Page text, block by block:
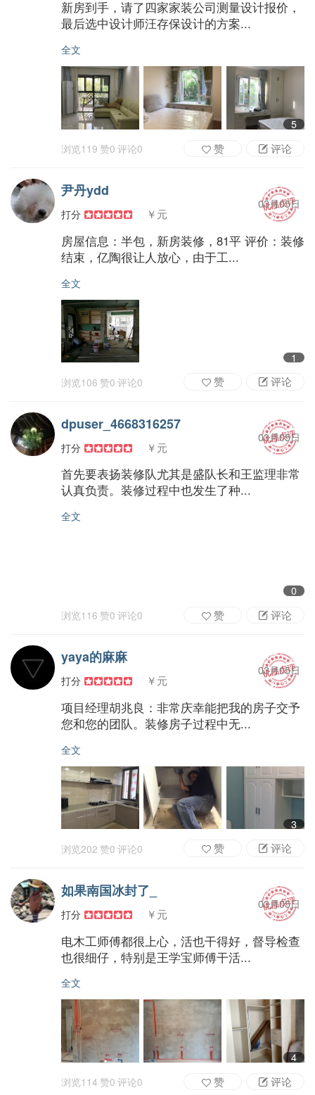
新房到手，请了四家家装公司测量设计报价，
最后选中设计师汪存保设计的方案...
全文
5
浏览119 赞0 评论0 评论
赞
尹丹ydd
打分 ￥元
03月05日
房屋信息：半包，新房装修，81平 评价：装修
结束，亿陶很让人放心，由于工...
全文
1
浏览106 赞0 评论0 评论
赞
dpuser_4668316257
打分 ￥元
03月05日
首先要表扬装修队尤其是盛队长和王监理非常
认真负责。装修过程中也发生了种...
全文
0
浏览116 赞0 评论0 评论
赞
yaya的麻麻
打分 ￥元
03月05日
项目经理胡兆良：非常庆幸能把我的房子交予
您和您的团队。装修房子过程中无...
全文
3
浏览202 赞0 评论0 评论
赞
如果南国冰封了_
打分 ￥元
03月05日
电木工师傅都很上心，活也干得好，督导检查
也很细仔，特别是王学宝师傅干活...
全文
4
浏览114 赞0 评论0 评论
赞